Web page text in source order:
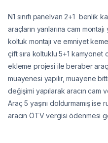
N1 sınıfı panelvan 2+1 benlik
araçların yanlarına cam
koltuk montajı ve emniyet
çift sıra koltuklu 5+1 kamyonet
ekleme projesi ile beraber
muayenesi yapılır, muayene
değişimi yapılarak aracın cam
Araç 5 yaşını doldurmamış ise
aracın ÖTV vergisi ödenmesi